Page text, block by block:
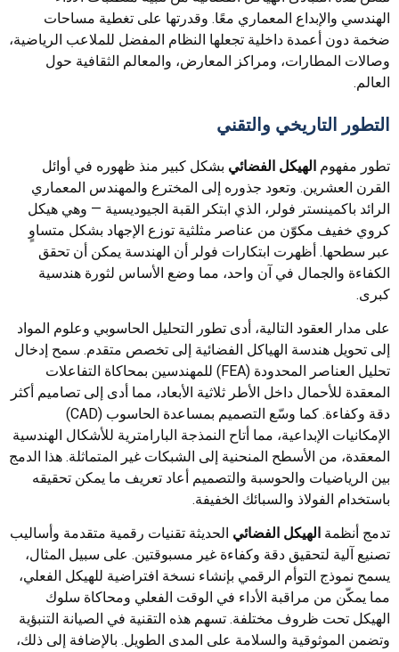
الهندسي والإبداع المعماري معًا. وقدرتها على تغطية مساحات
ضخمة دون أعمدة داخلية تجعلها النظام المفضل للملاعب الرياضية،
وصالات المطارات، ومراكز المعارض، والمعالم الثقافية حول
العالم.
التطور التاريخي والتقني
تطور مفهوم الهيكل الفضائي بشكل كبير منذ ظهوره في أوائل
القرن العشرين. وتعود جذوره إلى المخترع والمهندس المعماري
الرائد باكمينستر فولر، الذي ابتكر القبة الجيوديسية — وهي هيكل
كروي خفيف مكوّن من عناصر مثلثية توزع الإجهاد بشكل متساوٍ
عبر سطحها. أظهرت ابتكارات فولر أن الهندسة يمكن أن تحقق
الكفاءة والجمال في آن واحد، مما وضع الأساس لثورة هندسية
كبرى.
على مدار العقود التالية، أدى تطور التحليل الحاسوبي وعلوم المواد
إلى تحويل هندسة الهياكل الفضائية إلى تخصص متقدم. سمح إدخال
تحليل العناصر المحدودة (FEA) للمهندسين بمحاكاة التفاعلات
المعقدة للأحمال داخل الأطر ثلاثية الأبعاد، مما أدى إلى تصاميم أكثر
دقة وكفاءة. كما وسّع التصميم بمساعدة الحاسوب (CAD)
الإمكانيات الإبداعية، مما أتاح النمذجة البارامترية للأشكال الهندسية
المعقدة، من الأسطح المنحنية إلى الشبكات غير المتماثلة. هذا الدمج
بين الرياضيات والحوسبة والتصميم أعاد تعريف ما يمكن تحقيقه
باستخدام الفولاذ والسبائك الخفيفة.
تدمج أنظمة الهيكل الفضائي الحديثة تقنيات رقمية متقدمة وأساليب
تصنيع آلية لتحقيق دقة وكفاءة غير مسبوقتين. على سبيل المثال،
يسمح نموذج التوأم الرقمي بإنشاء نسخة افتراضية للهيكل الفعلي،
مما يمكّن من مراقبة الأداء في الوقت الفعلي ومحاكاة سلوك
الهيكل تحت ظروف مختلفة. تسهم هذه التقنية في الصيانة التنبؤية
وتضمن الموثوقية والسلامة على المدى الطويل. بالإضافة إلى ذلك،